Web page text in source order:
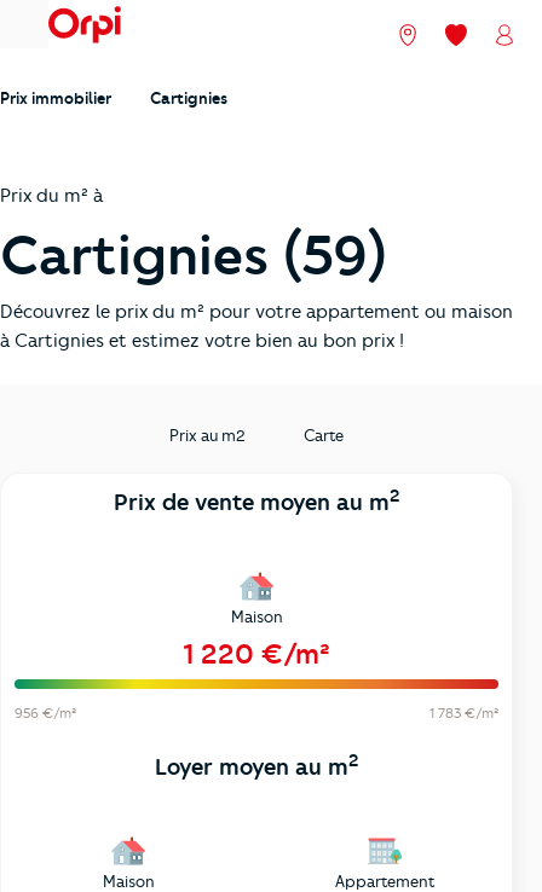
menu Nos agences
Mes
Prix immobilier Cartignies
Prix du m² à
Cartignies (59)
Découvrez le prix du m² pour votre appartement ou maison
à Cartignies et estimez votre bien au bon prix !
Prix au m2 Carte
Prix de vente moyen au m2
Maison
1 220 €/m²
956 €/m² 1 783 €/m²
Loyer moyen au m2
Maison Appartement